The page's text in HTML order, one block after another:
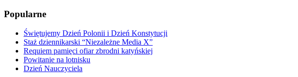
Popularne
Świętujemy Dzień Polonii i Dzień Konstytucji
Staż dziennikarski “Niezależne Media X”
Requiem pamięci ofiar zbrodni katyńskiej
Powitanie na lotnisku
Dzień Nauczyciela